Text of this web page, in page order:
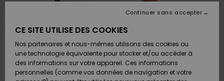
Chaussures
& Tongs
Chaussures
& Tongs
FEMME
A
Découvrir
SURF
Surf
Shop
Enfant
Snow
Shop
Enfant
Enfant
Outlet
Femme
Retours
Paiement
CE SITE UTILISE DES COOKIES
Nos partenaires et nous-mêmes utilisons des cookies ou
une technologie équivalente pour stocker et/ou accéder à
des informations sur votre appareil. Ces informations
personnelles (comme vos données de navigation et votre
Continuer sans accepter